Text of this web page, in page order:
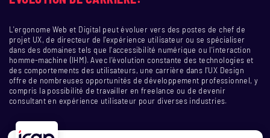
L'ergonome Web et Digital peut évoluer vers des postes de chef de
projet UX, de directeur de l'expérience utilisateur ou se spécialiser
dans des domaines tels que l'accessibilité numérique ou l'interaction
homme-machine (IHM). Avec l'évolution constante des technologies et
des comportements des utilisateurs, une carrière dans l'UX Design
offre de nombreuses opportunités de développement professionnel, y
compris la possibilité de travailler en freelance ou de devenir
consultant en expérience utilisateur pour diverses industries.